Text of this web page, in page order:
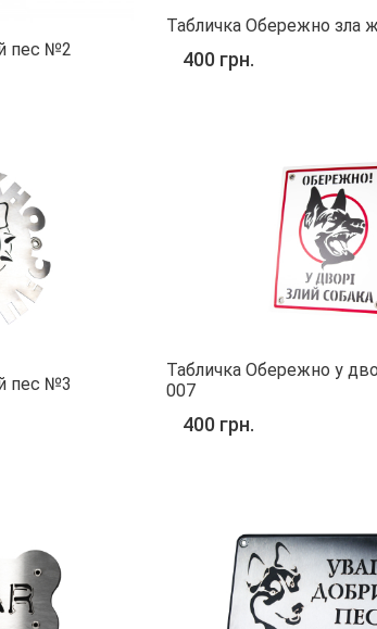
пес №2
Табличка Обережно зла
400 грн.
пес №3
Табличка Обережно у
007
400 грн.